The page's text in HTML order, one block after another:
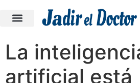
La
artificial está